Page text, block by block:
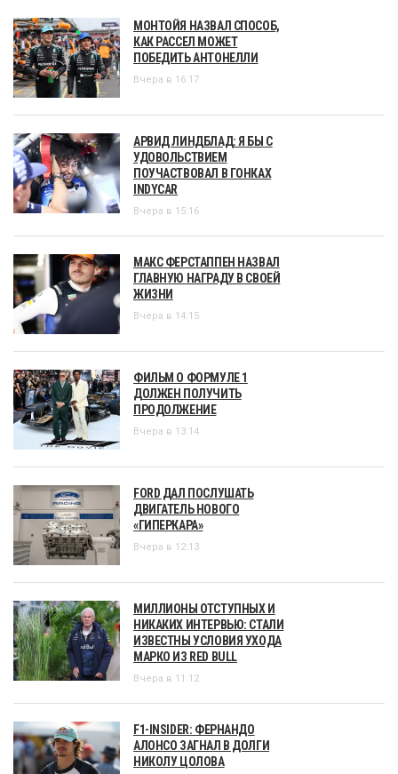
МОНТОЙЯ НАЗВАЛ СПОСОБ,
КАК РАССЕЛ МОЖЕТ
ПОБЕДИТЬ АНТОНЕЛЛИ
Вчера в 16:17
АРВИД ЛИНДБЛАД: Я БЫ С
УДОВОЛЬСТВИЕМ
ПОУЧАСТВОВАЛ В ГОНКАХ
INDYCAR
Вчера в 15:16
МАКС ФЕРСТАППЕН НАЗВАЛ
ГЛАВНУЮ НАГРАДУ В СВОЕЙ
ЖИЗНИ
Вчера в 14:15
ФИЛЬМ О ФОРМУЛЕ 1
ДОЛЖЕН ПОЛУЧИТЬ
ПРОДОЛЖЕНИЕ
Вчера в 13:14
FORD ДАЛ ПОСЛУШАТЬ
ДВИГАТЕЛЬ НОВОГО
«ГИПЕРКАРА»
Вчера в 12:13
МИЛЛИОНЫ ОТСТУПНЫХ И
НИКАКИХ ИНТЕРВЬЮ: СТАЛИ
ИЗВЕСТНЫ УСЛОВИЯ УХОДА
МАРКО ИЗ RED BULL
Вчера в 11:12
F1-INSIDER: ФЕРНАНДО
АЛОНСО ЗАГНАЛ В ДОЛГИ
НИКОЛУ ЦОЛОВА